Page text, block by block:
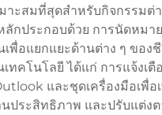
ะสมที่สุดสำหรับกิจกรรม
กประกอบด้วย การนัดหม
อแยกแยะด้านต่าง ๆ ขอ
คโนโลยี ได้แก่ การแจ้ง
และชุดเครื่องมือเพื่
ระสิทธิภาพ และปรับแต่ง